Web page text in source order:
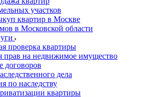
участков
квартир в Москве
в Московской области
проверка квартиры
прав на недвижимое имущество
договоров
дела
по наследству
квартиры